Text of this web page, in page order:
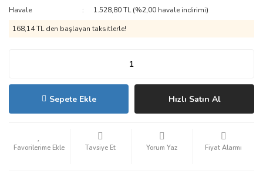
Havale
1.528,80 TL (%2,00 havale indirimi)
168,14 TL den başlayan taksitlerle!
Sepete Ekle Hızlı Satın Al
Tavsiye Et Yorum Yaz Fiyat Alarmı